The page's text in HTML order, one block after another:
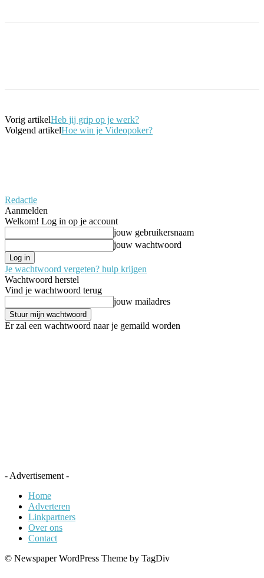
Vorig artikelHeb jij grip op je werk?
Volgend artikelHoe win je Videopoker?
Redactie
Aanmelden
Welkom! Log in op je account
jouw gebruikersnaam
jouw wachtwoord
Je wachtwoord vergeten? hulp krijgen
Wachtwoord herstel
Vind je wachtwoord terug
jouw mailadres
Er zal een wachtwoord naar je gemaild worden
- Advertisement -
Home
Adverteren
Linkpartners
Over ons
Contact
© Newspaper WordPress Theme by TagDiv